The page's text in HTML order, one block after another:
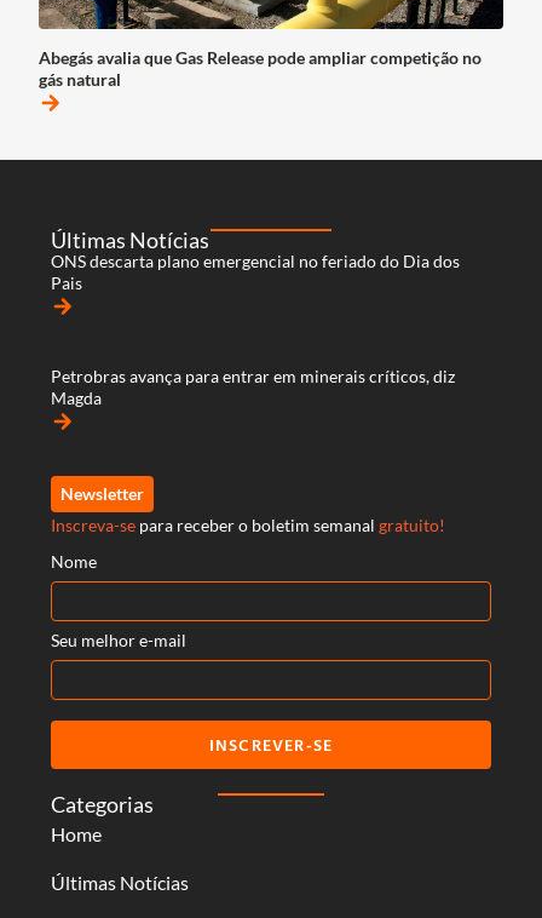
Abegás avalia que Gas Release pode ampliar competição no
gás natural
arrow_forward
Categorias
Home
Últimas Notícias
Últimas Notícias
ONS descarta plano emergencial no feriado do Dia dos
Pais
arrow_forward
Petrobras avança para entrar em minerais críticos, diz
Magda
arrow_forward
Newsletter
Inscreva-se para receber o boletim semanal gratuito!
Nome
Seu melhor e-mail
INSCREVER-SE